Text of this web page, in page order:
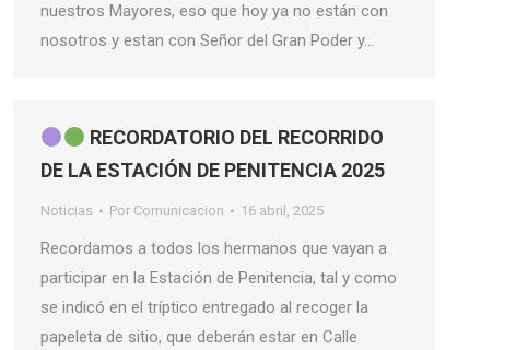
nuestros Mayores, eso que hoy ya no están con
nosotros y estan con Señor del Gran Poder y…
RECORDATORIO DEL RECORRIDO
DE LA ESTACIÓN DE PENITENCIA 2025
Noticias Por Comunicacion 16 abril, 2025
Recordamos a todos los hermanos que vayan a
participar en la Estación de Penitencia, tal y como
se indicó en el tríptico entregado al recoger la
papeleta de sitio, que deberán estar en Calle